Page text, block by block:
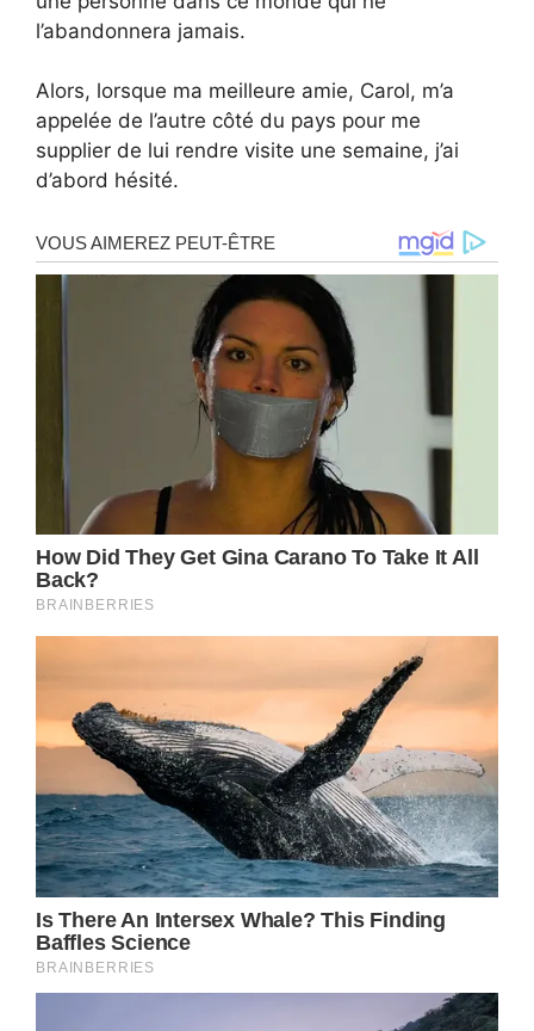
l’abandonnera jamais.
Alors, lorsque ma meilleure amie, Carol, m’a
appelée de l’autre côté du pays pour me
supplier de lui rendre visite une semaine, j’ai
d’abord hésité.